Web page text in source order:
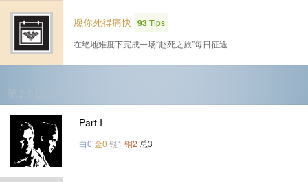
愿你死得痛快 93Tips
在绝地难度下完成一场“赴死之旅”每日征途
第3个DLC
Part I
白0 金0 银1 铜2 总3